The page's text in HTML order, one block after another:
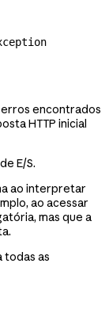
erros encontrados
HTTP inicial
E/S.
ao interpretar
ao acessar
mas que a
todas as